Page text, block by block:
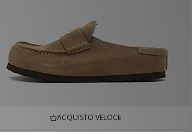
ACQUISTO VELOCE